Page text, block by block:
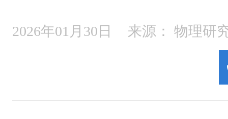
2026年01月30日 来源： 物理研